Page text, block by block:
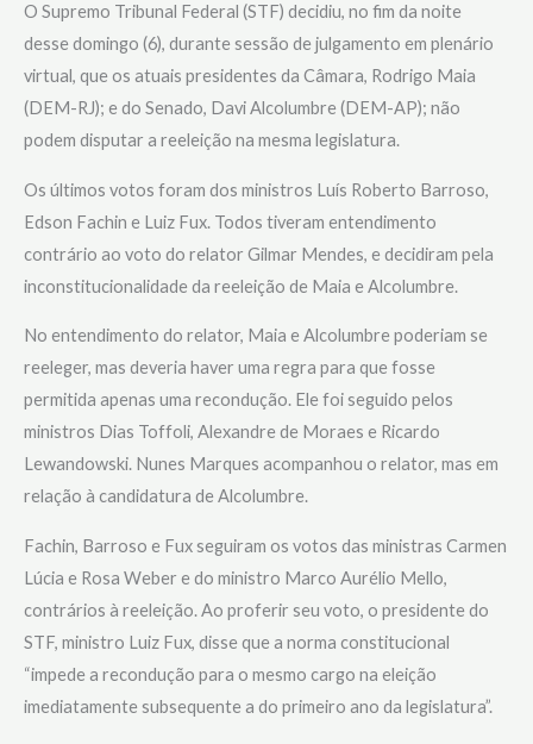
O Supremo Tribunal Federal (STF) decidiu, no fim da noite
desse domingo (6), durante sessão de julgamento em plenário
virtual, que os atuais presidentes da Câmara, Rodrigo Maia
(DEM-RJ); e do Senado, Davi Alcolumbre (DEM-AP); não
podem disputar a reeleição na mesma legislatura.
Os últimos votos foram dos ministros Luís Roberto Barroso,
Edson Fachin e Luiz Fux. Todos tiveram entendimento
contrário ao voto do relator Gilmar Mendes, e decidiram pela
inconstitucionalidade da reeleição de Maia e Alcolumbre.
No entendimento do relator, Maia e Alcolumbre poderiam se
reeleger, mas deveria haver uma regra para que fosse
permitida apenas uma recondução. Ele foi seguido pelos
ministros Dias Toffoli, Alexandre de Moraes e Ricardo
Lewandowski. Nunes Marques acompanhou o relator, mas em
relação à candidatura de Alcolumbre.
Fachin, Barroso e Fux seguiram os votos das ministras Carmen
Lúcia e Rosa Weber e do ministro Marco Aurélio Mello,
contrários à reeleição. Ao proferir seu voto, o presidente do
STF, ministro Luiz Fux, disse que a norma constitucional
“impede a recondução para o mesmo cargo na eleição
imediatamente subsequente a do primeiro ano da legislatura”.